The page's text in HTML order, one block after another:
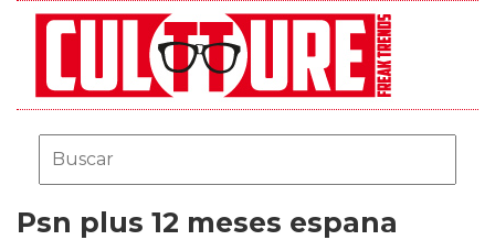
Psn plus 12 meses espana